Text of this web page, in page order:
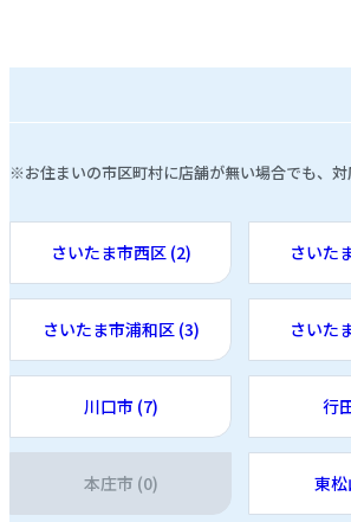
※お住まいの市区町村に店舗が無い場合でも、
さいたま市西区 (2) さいた
さいたま市浦和区 (3) さいた
川口市 (7) 行
本庄市 (0) 東